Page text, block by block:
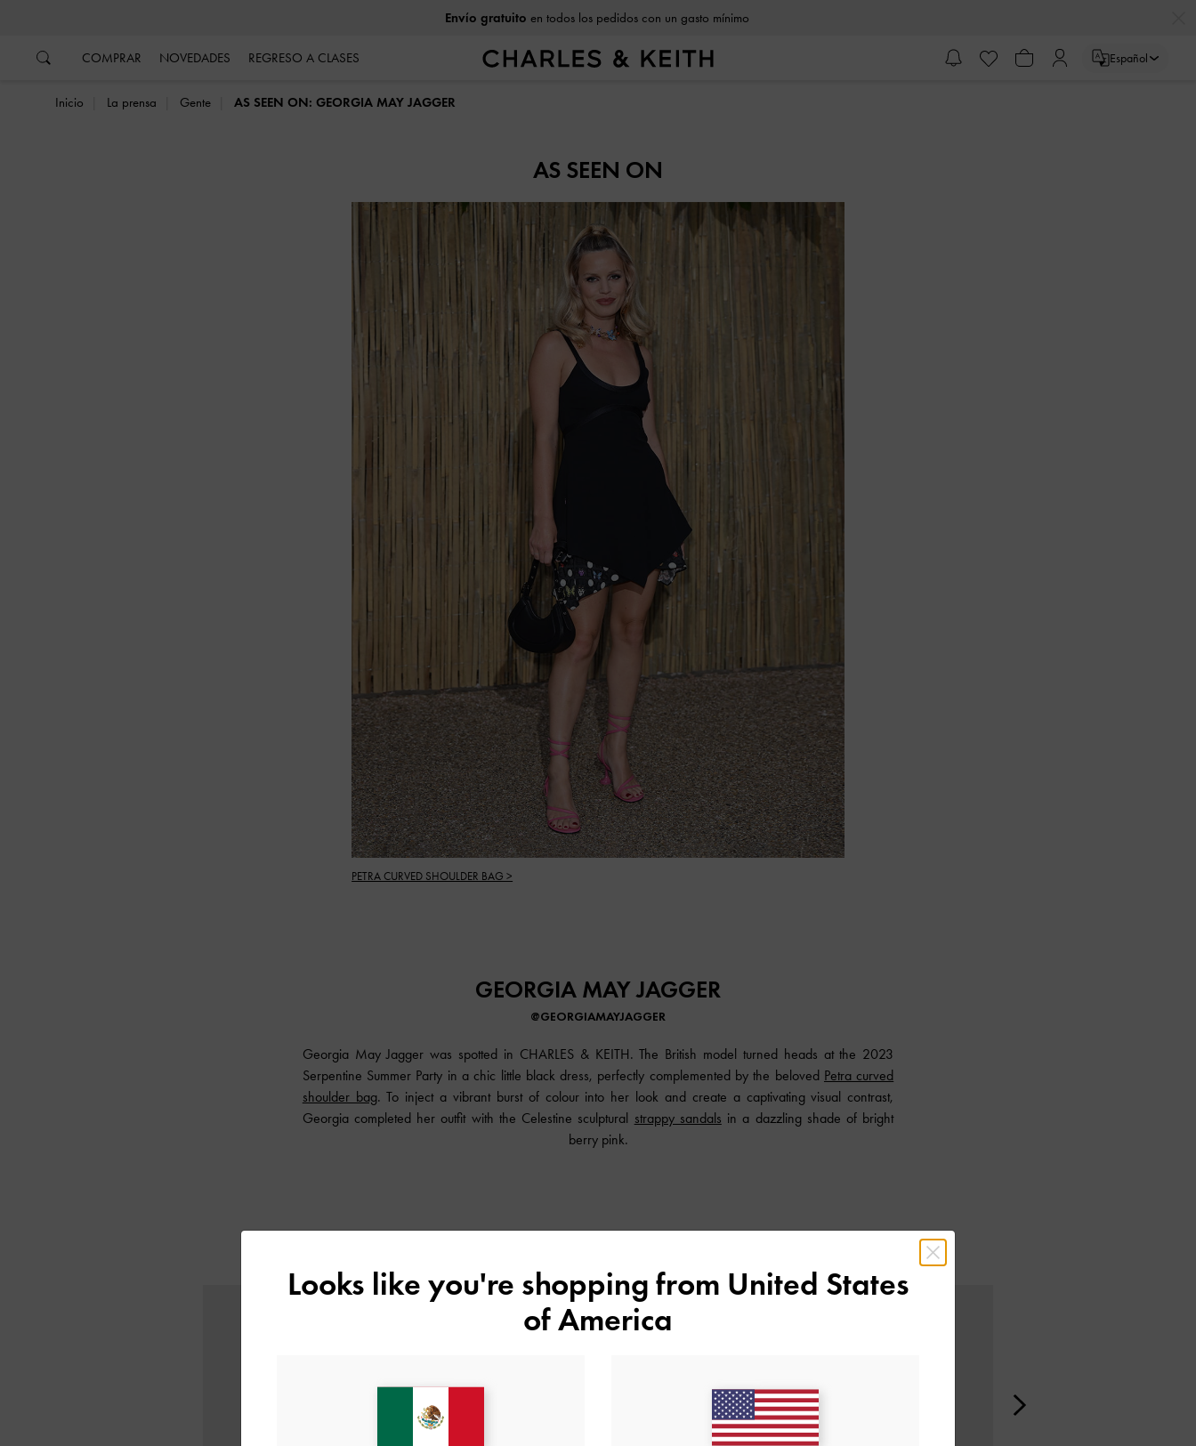
Envío gratuito en todos los pedidos con un gasto mínimo
COMPRAR NOVEDADES REGRESO A CLASES Español
Inicio La prensa Gente AS SEEN ON: GEORGIA MAY JAGGER
AS SEEN ON
PETRA CURVED SHOULDER BAG >
GEORGIA MAY JAGGER
@GEORGIAMAYJAGGER
Georgia May Jagger was spotted in CHARLES & KEITH. The British model turned heads at the 2023
Serpentine Summer Party in a chic little black dress, perfectly complemented by the beloved Petra curved
shoulder bag. To inject a vibrant burst of colour into her look and create a captivating visual contrast,
Georgia completed her outfit with the Celestine sculptural strappy sandals in a dazzling shade of bright
berry pink.
Looks like you're shopping from United States
of America